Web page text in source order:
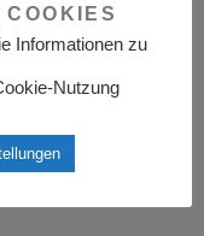
Informationen zu
Nutzung